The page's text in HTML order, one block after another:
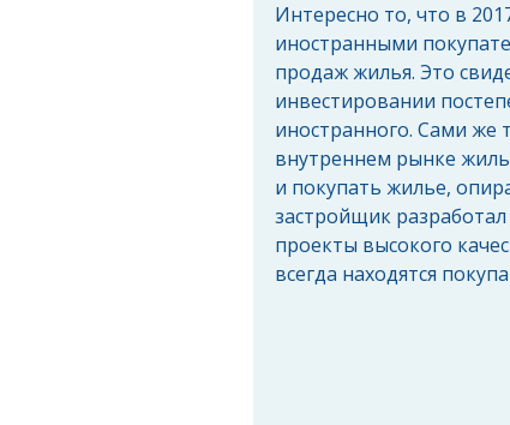
Интересно то, что в
иностранными
продаж жилья. Это
инвестировании
иностранного. Сами же
внутреннем рынке
и покупать жилье,
застройщик
проекты высокого
всегда находятся